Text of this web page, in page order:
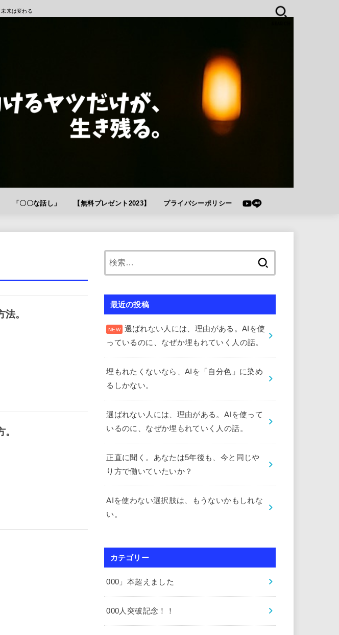
来は変わる
「〇〇な話し」 【無料プレゼント2023】 プライバシーポリシー
。
最近の投稿
選ばれない人には、理由がある。AIを使
っているのに、なぜか埋もれていく人の話。
埋もれたくないなら、AIを「自分色」に染め
るしかない。
選ばれない人には、理由がある。AIを使って
いるのに、なぜか埋もれていく人の話。
正直に聞く。あなたは5年後も、今と同じや
り方で働いていたいか？
AIを使わない選択肢は、もうないかもしれな
い。
カテゴリー
000」本超えました
000人突破記念！！